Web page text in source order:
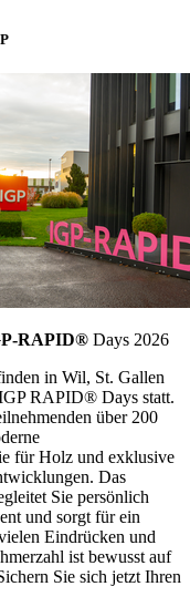
RAPID® Days 2026
in Wil, St. Gallen
RAPID® Days statt.
über 200
für Holz und exklusive
Das
Sie persönlich
und sorgt für ein
Eindrücken und
ist bewusst auf
Sie sich jetzt Ihren